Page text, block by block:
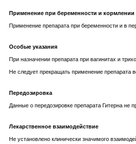
Применение при беременности и кормлении
Применение препарата при беременности и в
Особые указания
При назначении препарата при вагинитах и
Не следует прекращать применение препарата
Передозировка
Данные о передозировке препарата Гитерна не
Лекарственное взаимодействие
Не установлено клинически значимого